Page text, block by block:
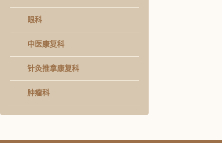
眼科
中医康复科
针灸推拿康复科
肿瘤科